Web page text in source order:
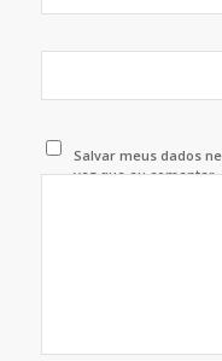
Salvar meus dados
vez que eu comentar.